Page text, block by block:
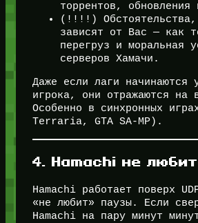
торрентов, обновления
(!!!!) Обстоятельства,
зависят от Вас — как
перегруз и моральная
серверов Хамачи.
Даже если лаги начинаются
игрока, они отражаются на
Особенно в синхронных
Terraria, GTA SA-MP).
4. Hamachi не
Hamachi работает поверх
«не любит» паузы. Если
Hamachi на пару минут